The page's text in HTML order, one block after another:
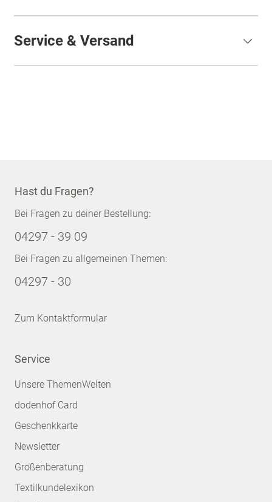
Service & Versand
Hast du Fragen?
Bei Fragen zu deiner Bestellung:
04297 - 39 09
Bei Fragen zu allgemeinen Themen:
04297 - 30
Zum Kontaktformular
Service
Unsere ThemenWelten
dodenhof Card
Geschenkkarte
Newsletter
Größenberatung
Textilkundelexikon